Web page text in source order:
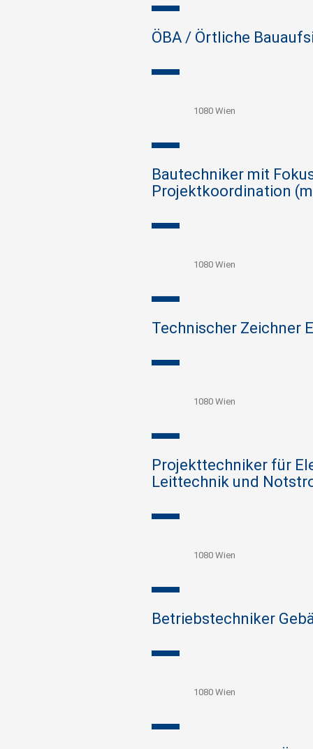
ÖBA / Örtliche
1080 Wien
Bautechniker mit
Projektkoordination
1080 Wien
Technischer Zeichner
1080 Wien
Projekttechniker für
Leittechnik und
1080 Wien
Betriebstechniker
1080 Wien